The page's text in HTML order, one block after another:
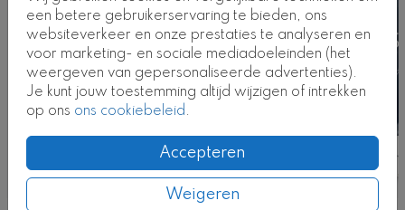
een betere gebruikerservaring te bieden, ons
websiteverkeer en onze prestaties te analyseren en
voor marketing- en sociale mediadoeleinden (het
weergeven van gepersonaliseerde advertenties).
Je kunt jouw toestemming altijd wijzigen of intrekken
op ons ons cookiebeleid.
Accepteren
Weigeren